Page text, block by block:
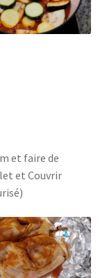
et faire de
et Couvrir